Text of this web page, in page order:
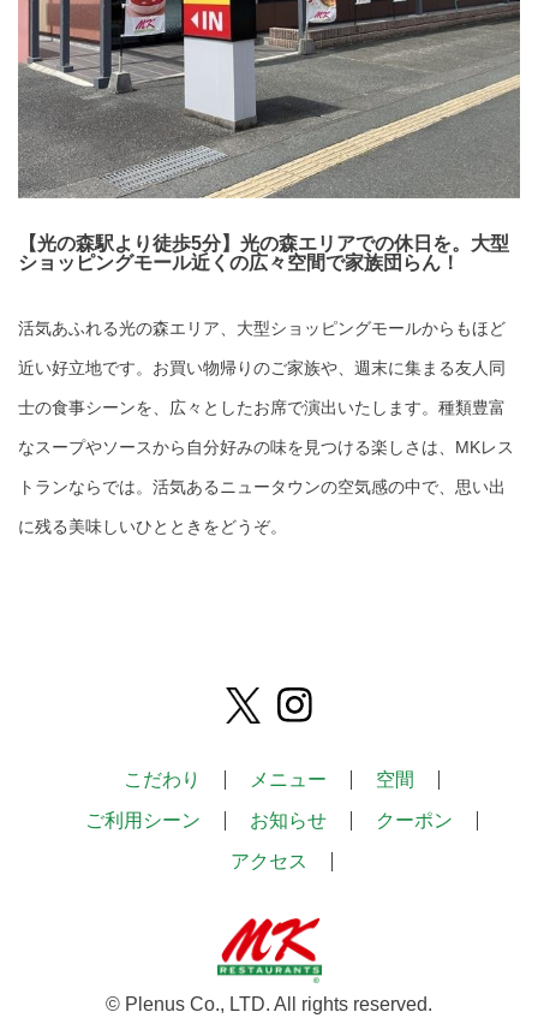
【光の森駅より徒歩5分】光の森エリアでの休日を。大型
ショッピングモール近くの広々空間で家族団らん！
活気あふれる光の森エリア、大型ショッピングモールからもほど
近い好立地です。お買い物帰りのご家族や、週末に集まる友人同
士の食事シーンを、広々としたお席で演出いたします。種類豊富
なスープやソースから自分好みの味を見つける楽しさは、MKレス
トランならでは。活気あるニュータウンの空気感の中で、思い出
に残る美味しいひとときをどうぞ。
こだわり メニュー
空間
ご利用シーン
お知らせ
クーポン
アクセス
© Plenus Co., LTD. All rights reserved.